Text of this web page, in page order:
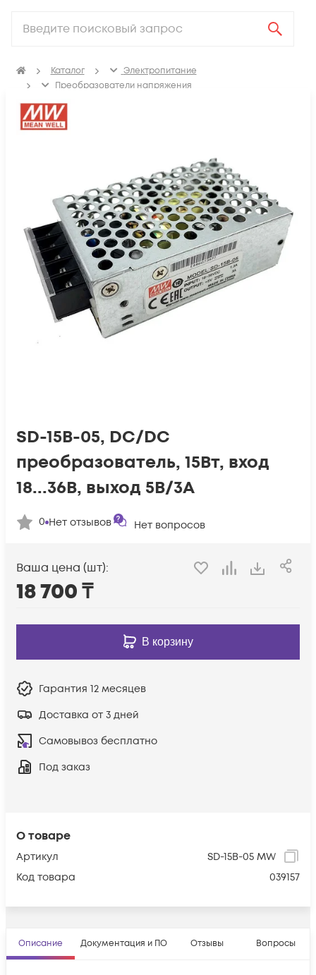
Каталог
Электропитание
Преобразователи напряжения
О товаре
Артикул
SD-15B-05 MW
Код товара
039157
SD-15B-05, DC/DC
преобразователь, 15Вт, вход
18...36В, выход 5В/3А
0 Нет отзывов Нет вопросов
Ваша цена (шт):
18 700₸
В корзину
Гарантия 12 месяцев
Доставка от 3 дней
Самовывоз бесплатно
Под заказ
Описание Документация и ПО Отзывы Вопросы